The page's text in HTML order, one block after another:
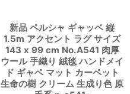
新品 ペルシャ ギャッベ 縦
1.5m アクセント ラグ サイズ
143 x 99 cm No.A541 肉厚
ウール 手織り 絨毯 ハンドメイ
ド ギャベ マット カーペット
生命の樹 クリーム 生成り色 原